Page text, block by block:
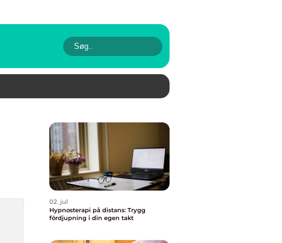
02. jul
Hypnosterapi på distans: Trygg
fördjupning i din egen takt